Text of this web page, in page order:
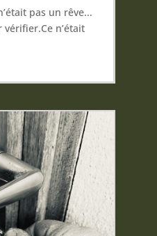
pas un rêve...
vérifier.Ce n’était